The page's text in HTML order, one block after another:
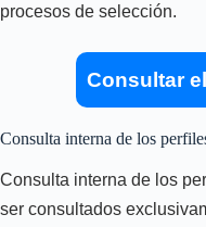
procesos de selección.
Consultar
Consulta interna de los
Consulta interna de los
ser consultados